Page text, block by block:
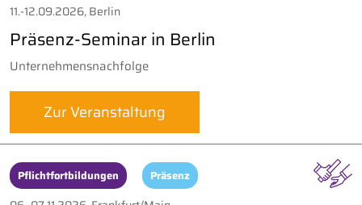
11.-12.09.2026, Berlin
Präsenz-Seminar in Berlin
Unternehmensnachfolge
Zur Veranstaltung
Pflichtfortbildungen Präsenz